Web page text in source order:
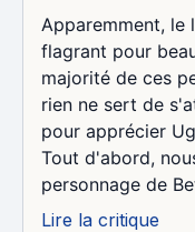
Apparemment, le
flagrant pour
majorité de ces
rien ne sert de
pour apprécier
Tout d'abord,
personnage de
Lire la critique